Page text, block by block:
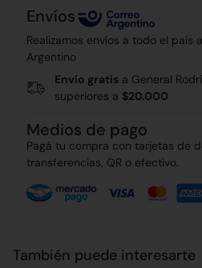
Envíos
Realizamos envíos a todo el país
Argentino
Envío gratis a General
superiores a $20.000
Medios de pago
Pagá tu compra con tarjetas de
transferencias, QR o efectivo.
También puede interesarte